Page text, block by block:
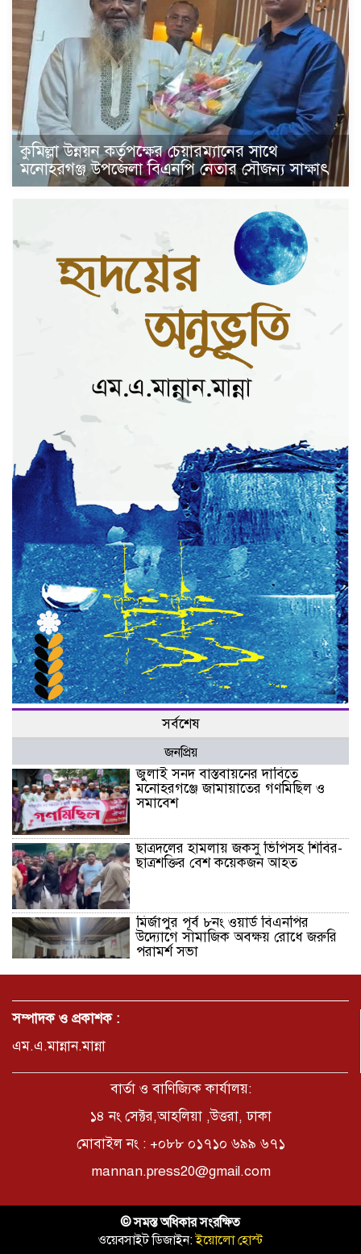
কুমিল্লা উন্নয়ন কর্তৃপক্ষের চেয়ারম্যানের সাথে
মনোহরগঞ্জ উপজেলা বিএনপি নেতার সৌজন্য সাক্ষাৎ
সর্বশেষ
জনপ্রিয়
জুলাই সনদ বাস্তবায়নের দাবিতে
মনোহরগঞ্জে জামায়াতের গণমিছিল ও
সমাবেশ
ছাত্রদলের হামলায় জকসু ভিপিসহ শিবির-
ছাত্রশক্তির বেশ কয়েকজন আহত
মির্জাপুর পূর্ব ৮নং ওয়ার্ড বিএনপির
উদ্যোগে সামাজিক অবক্ষয় রোধে জরুরি
পরামর্শ সভা
ভ্রমণ কাহিনী: পদ্মা পারে আনন্দ ভ্রমণ –
সময় –মুক্তা পারভীন
কক্সবাজার ইনানী বিচে ‘কুমিল্লা কবি
স্মারক বিতরণ
পাবনার মোঃ হাবিবুর রহমান (শুভ)-কে
শতরূপা মানবিক উন্নয়ন ফাউন্ডেশনের
চিকিৎসা সহায়তা
সম্পাদক ও প্রকাশক :
এম.এ.মান্নান.মান্না
বার্তা ও বাণিজ্যিক কার্যালয়:
১৪ নং সেক্টর,আহলিয়া ,উত্তরা, ঢাকা
মোবাইল নং : +০৮৮ ০১৭১০ ৬৯৯ ৬৭১
mannan.press20@gmail.com
© সমস্ত অধিকার সংরক্ষিত
ওয়েবসাইট ডিজাইন:ইয়োলো হোস্ট